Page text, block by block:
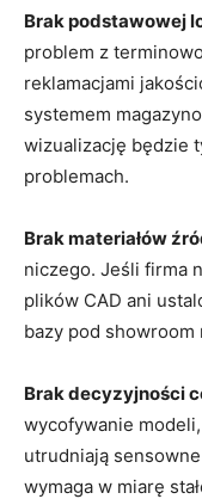
Brak podstawowej
problem z
reklamacjami
systemem
wizualizację będzie
problemach.
Brak materiałów
niczego. Jeśli firma
plików CAD ani
bazy pod
Brak decyzyjności
wycofywanie
utrudniają
wymaga w miarę